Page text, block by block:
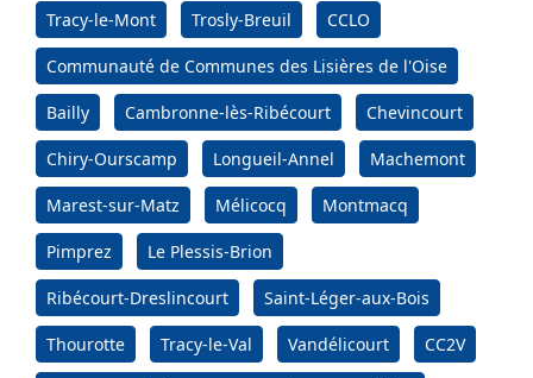
Tracy-le-Mont Trosly-Breuil CCLO
Communauté de Communes des Lisières de l'Oise
Bailly Cambronne-lès-Ribécourt Chevincourt
Chiry-Ourscamp Longueil-Annel Machemont
Marest-sur-Matz Mélicocq Montmacq
Pimprez Le Plessis-Brion
Ribécourt-Dreslincourt Saint-Léger-aux-Bois
Thourotte Tracy-le-Val Vandélicourt CC2V